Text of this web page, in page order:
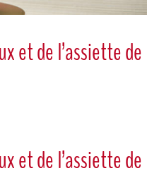
et de l’assiette
et de l’assiette